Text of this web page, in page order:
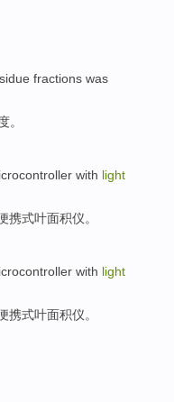
fractions was
。
with light
携式叶面积仪。
with light
携式叶面积仪。